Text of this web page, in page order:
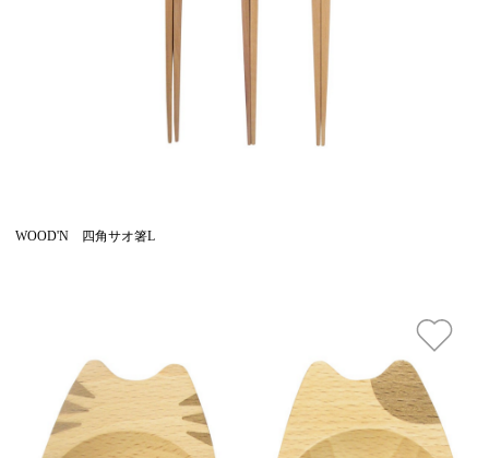
WOOD'N 四角サオ箸L